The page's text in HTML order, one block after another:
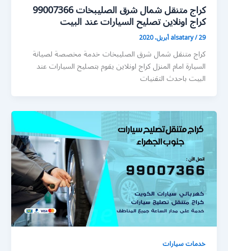
كراج متنقل شمال شرق الصليبخات 99007366
كراج اونلاين تصليح السيارات عند البيت
alsatary/29 أبريل، 2020
كراج متنقل شمال شرق الصليبخات خدمة مخصصة لصيانة
السيارة امام المنزل كراج اونلاين يقوم بتصليح السيارات عند
البيت باحدث التقنيات
خدمات سيارات